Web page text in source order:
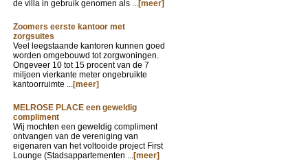
de villa in gebruik genomen als ...[meer]
Zoomers eerste kantoor met
zorgsuites
Veel leegstaande kantoren kunnen goed
worden omgebouwd tot zorgwoningen.
Ongeveer 10 tot 15 procent van de 7
miljoen vierkante meter ongebruikte
kantoorruimte ...[meer]
MELROSE PLACE een geweldig
compliment
Wij mochten een geweldig compliment
ontvangen van de vereniging van
eigenaren van het voltooide project First
Lounge (Stadsappartementen ...[meer]